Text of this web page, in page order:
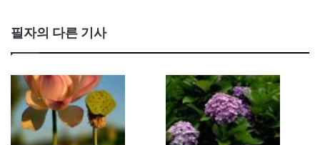
필자의 다른 기사